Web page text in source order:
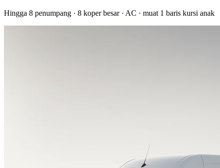
Hingga 8 penumpang · 8 koper besar · AC · muat 1 baris kursi anak